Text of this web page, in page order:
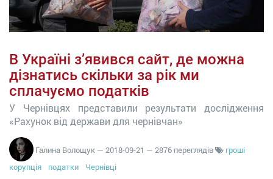
В Україні з’явився сайт, де можна
дізнатись скільки за рік ми
сплачуємо податків
У Чернівцях представили результати дослідження
«Рахунок від держави для чернівчан»
Галина Волощук — 2018-09-21 — 2876 переглядів
гроші
корупція
податки Чернівці